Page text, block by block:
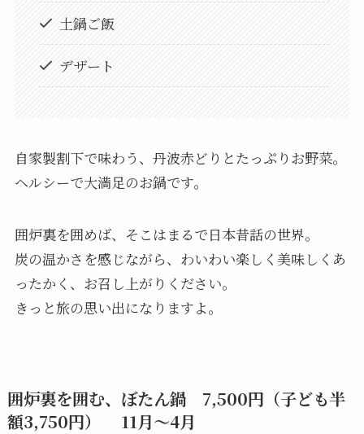
土鍋ご飯
デザート
自家製割下で味わう、丹波赤どりとたっぷりお野菜。
ヘルシーで大満足のお鍋です。
囲炉裏を囲めば、そこはまるで日本昔話の世界。
炭の温かさを感じながら、わいわい楽しく美味しくあ
ったかく、お召し上がりください。
きっと旅の思い出になりますよ。
囲炉裏を囲む、ぼたん鍋 7,500円（子ども半
額3,750円） 11月～4月